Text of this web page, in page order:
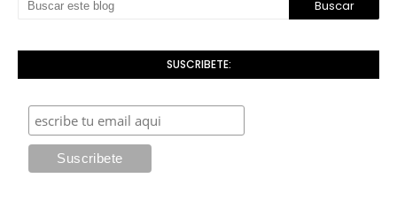
SUSCRIBETE: